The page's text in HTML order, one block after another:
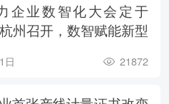
企业数智化大会定于
州召开，数智赋能新型
日 21872